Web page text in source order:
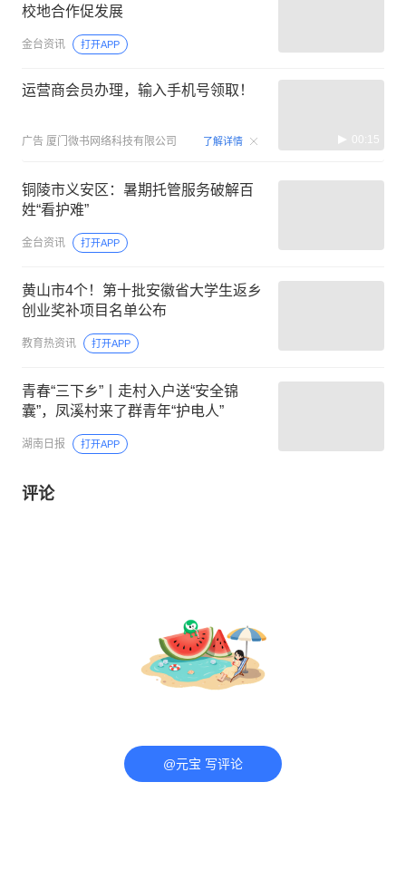
校地合作促发展
金台资讯 打开APP
运营商会员办理，输入手机号领取！
广告 厦门微书网络科技有限公司 了解详情 00:15
铜陵市义安区：暑期托管服务破解百
姓“看护难”
金台资讯 打开APP
黄山市4个！第十批安徽省大学生返乡
创业奖补项目名单公布
教育热资讯 打开APP
青春“三下乡”丨走村入户送“安全锦
囊”，凤溪村来了群青年“护电人”
湖南日报 打开APP
评论
@元宝 写评论